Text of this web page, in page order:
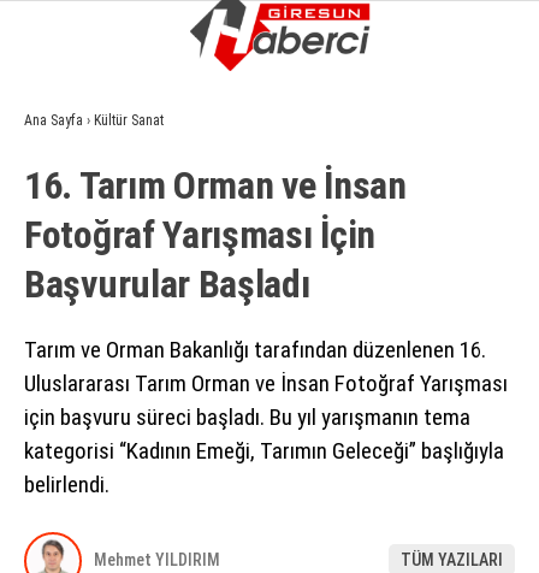
GÜNDEM
EKONOMI
SIYASET
ASAYIŞ
SPOR
YAŞAM
EĞITIM
SAĞLIK
Ana Sayfa › Kültür Sanat
16. Tarım Orman ve İnsan
Fotoğraf Yarışması İçin
Başvurular Başladı
Tarım ve Orman Bakanlığı tarafından düzenlenen 16.
Uluslararası Tarım Orman ve İnsan Fotoğraf Yarışması
için başvuru süreci başladı. Bu yıl yarışmanın tema
kategorisi “Kadının Emeği, Tarımın Geleceği” başlığıyla
belirlendi.
Mehmet YILDIRIM TÜM YAZILARI